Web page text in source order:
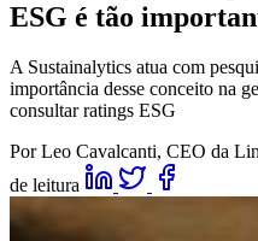
ESG é tão
A Sustainalytics atua com
importância desse conceito na
consultar ratings ESG
Por Leo Cavalcanti, CEO da
de leitura